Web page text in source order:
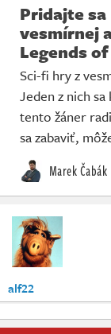
Pridajte
vesmírnej
Legends
Sci-fi hry z
Jeden z nich
tento žáner
sa zabaviť,
Marek Čabák
alf22